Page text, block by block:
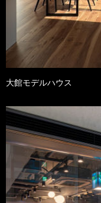
大館モデルハウス